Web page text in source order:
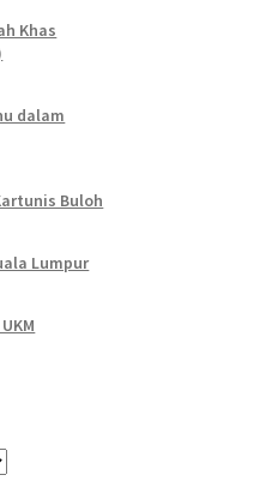
Khas
dalam
Buloh
Lumpur